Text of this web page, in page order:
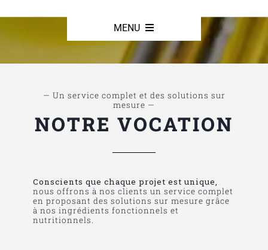
au
MENU
HOME
Actualités
Produits
Notre équipe
— Un service complet et des solutions sur
mesure —
NOTRE VOCATION
Conscients que chaque projet est unique,
nous offrons à nos clients un service complet
en proposant des solutions sur mesure grâce
à nos ingrédients fonctionnels et
nutritionnels.